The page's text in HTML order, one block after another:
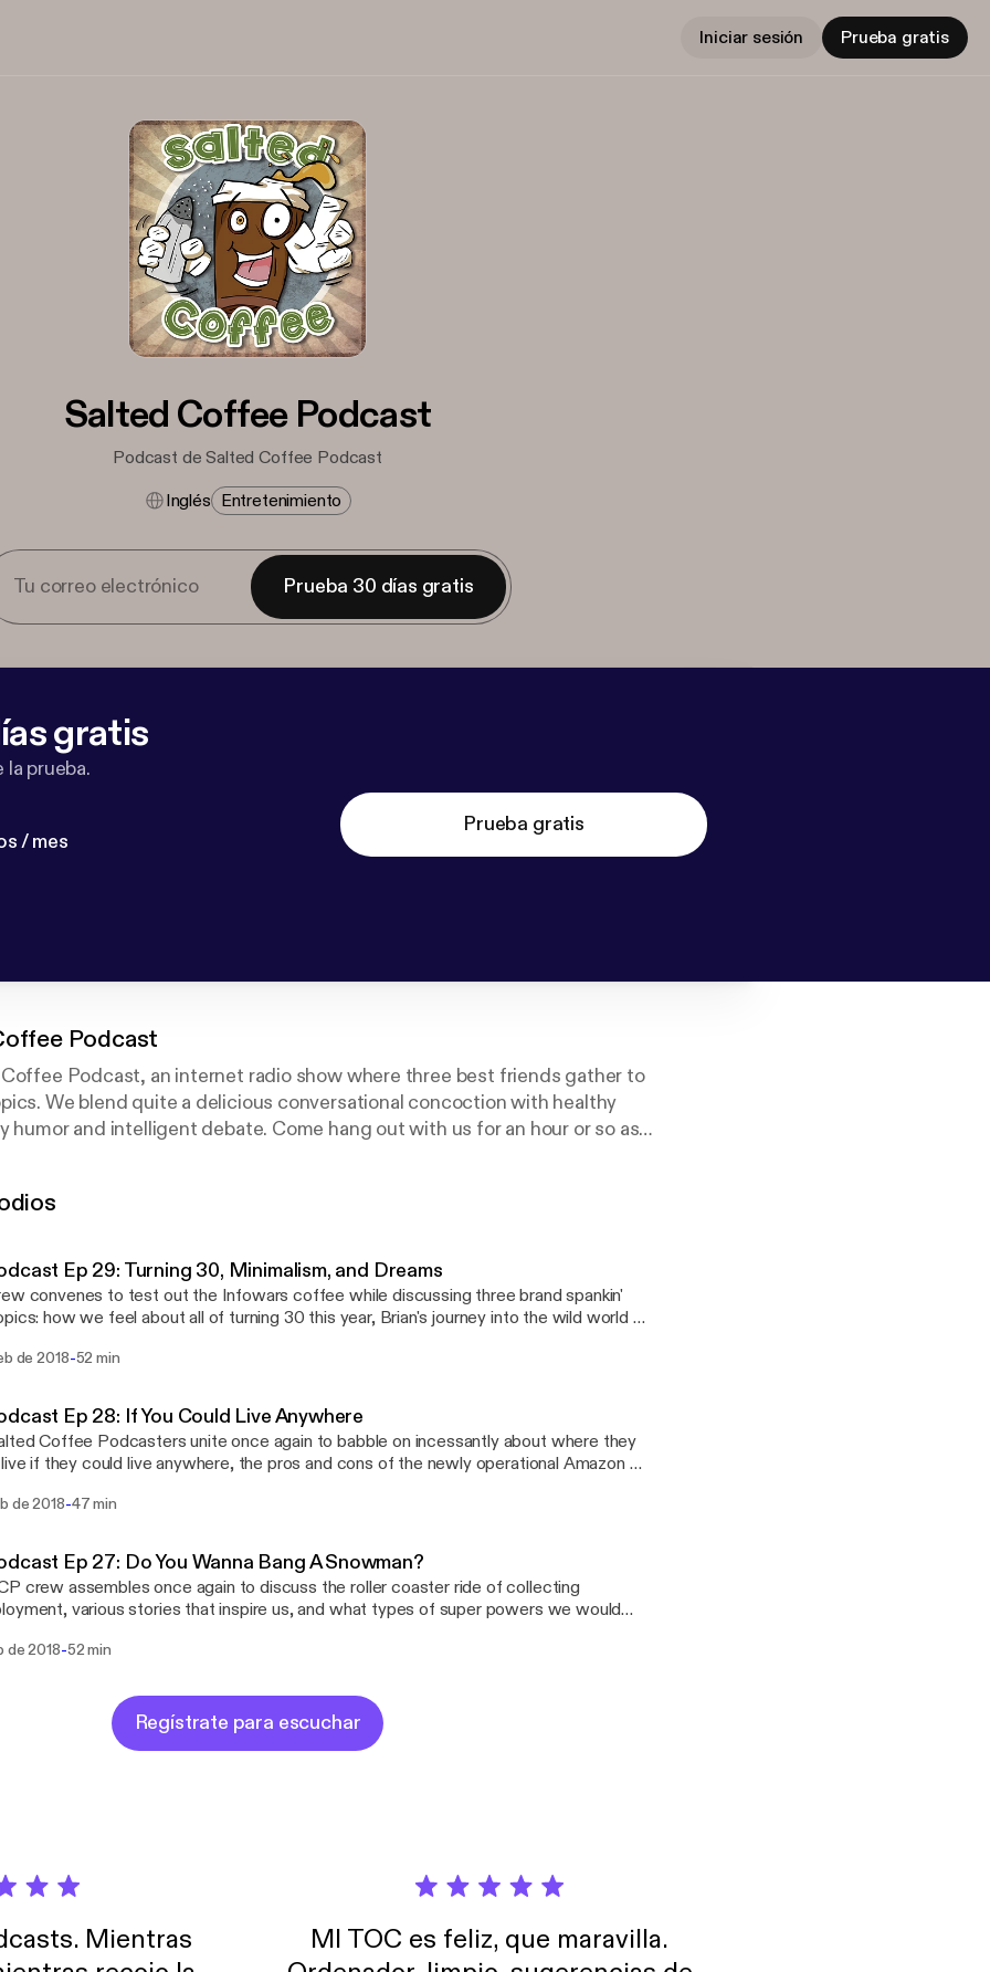
Iniciar sesión Prueba gratis
Salted Coffee Podcast
Podcast de Salted Coffee Podcast
Inglés Entretenimiento
Prueba 30 días gratis
gratis
prueba.
/ mes
Prueba gratis
Podcast
Podcast, an internet radio show where three best friends gather to
We blend quite a delicious conversational concoction with healthy
humor and intelligent debate. Come hang out with us for an hour or so as
Check us out on Youtube, Facebook, Twitter, and Instagram
Ep 29: Turning 30, Minimalism, and Dreams
convenes to test out the Infowars coffee while discussing three brand spankin'
how we feel about all of turning 30 this year, Brian's journey into the wild world of
Paul Z., and Brian Koenig Itunes:
saltedcoffeepodcast/ Youtube: www.youtube.com/channel/UCtEfH-
Twitter: twitter.com/SaltedCoffeePod Instagram:
instagram.com/saltedcoffeepodcast/ Email: saltedcoffeepodcast@gmail.com
de 2018-52 min
Ep 28: If You Could Live Anywhere
Coffee Podcasters unite once again to babble on incessantly about where they
if they could live anywhere, the pros and cons of the newly operational Amazon Go
Z., and Brian Koenig Itunes:
https://www.facebook.com/saltedcoffeepodcast/ Youtube:
channel/UCtEfH-3CDUVUio6TnSKTsfA Twitter:
Instagram: instagram.com/saltedcoffeepodcast/ Email:
de 2018-47 min
Ep 27: Do You Wanna Bang A Snowman?
crew assembles once again to discuss the roller coaster ride of collecting
various stories that inspire us, and what types of super powers we would
saltedcoffeepodcast/ Youtube:
Instagram: instagram.com/saltedcoffeepodcast/ Email:
de 2018-52 min
Regístrate para escuchar
Mientras
MI TOC es feliz, que maravilla.